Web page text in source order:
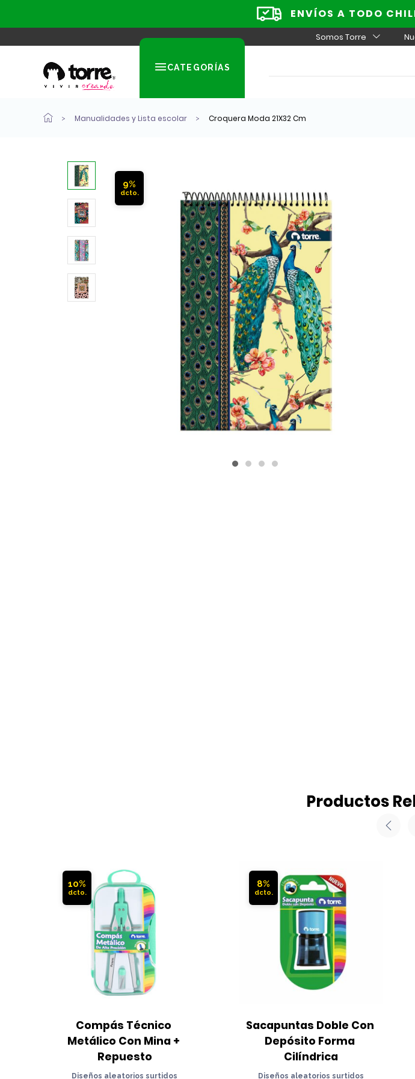
ENVÍOS A TODO
Somos Torre
CATEGORÍAS
Manualidades y Lista escolar Croquera Moda 21X32 Cm
9%
Productos
10%
Compás Técnico
Metálico Con Mina +
Repuesto
Diseños aleatorios surtidos
8%
Sacapuntas Doble Con
Depósito Forma
Cilíndrica
Diseños aleatorios surtidos